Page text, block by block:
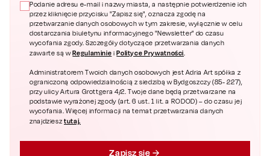
Podanie adresu e-mail i nazwy miasta, a następnie potwierdzenie ich
przez kliknięcie przycisku "Zapisz się", oznacza zgodę na
przetwarzanie danych osobowych w tym zakresie, wyłącznie w celu
dostarczania biuletynu informacyjnego "Newsletter" do czasu
wycofania zgody. Szczegóły dotyczące przetwarzania danych
zawarte są wRegulaminie i Polityce Prywatności.
Administratorem Twoich danych osobowych jest Adria Art spółka z
ograniczoną odpowiedzialnością z siedzibą w Bydgoszczy (85- 227),
przy ulicy Artura Grottgera 4/2. Twoje dane będą przetwarzane na
podstawie wyrażonej zgody (art. 6 ust. 1 lit. a RODOD) – do czasu jej
wycofania. Więcej informacji na temat przetwarzania danych
znajdziesztutaj.
Zapisz się